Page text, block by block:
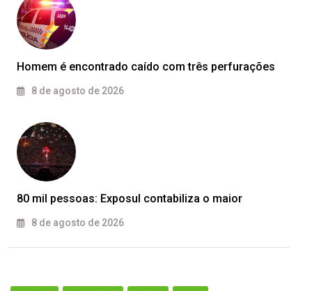
Homem é encontrado caído com três perfurações
8 de agosto de 2026
80 mil pessoas: Exposul contabiliza o maior
8 de agosto de 2026